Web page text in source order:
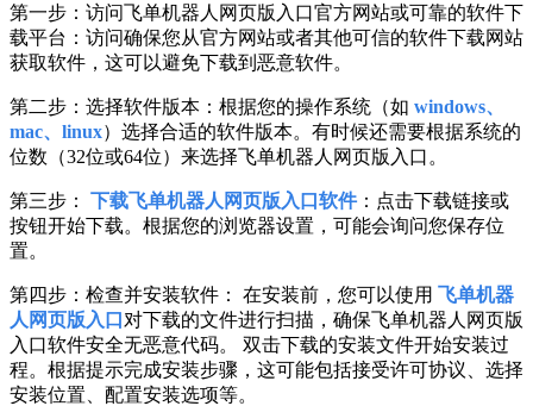
第一步：访问飞单机器人网页版入口官方网站或可靠的软件下
载平台：访问确保您从官方网站或者其他可信的软件下载网站
获取软件，这可以避免下载到恶意软件。
第二步：选择软件版本：根据您的操作系统（如 windows、
mac、linux）选择合适的软件版本。有时候还需要根据系统的
位数（32位或64位）来选择飞单机器人网页版入口。
第三步： 下载飞单机器人网页版入口软件：点击下载链接或
按钮开始下载。根据您的浏览器设置，可能会询问您保存位
置。
第四步：检查并安装软件： 在安装前，您可以使用 飞单机器
人网页版入口 对下载的文件进行扫描，确保飞单机器人网页版
入口软件安全无恶意代码。 双击下载的安装文件开始安装过
程。根据提示完成安装步骤，这可能包括接受许可协议、选择
安装位置、配置安装选项等。